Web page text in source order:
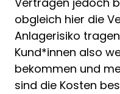
obgleich hier die
Anlagerisiko
Kund*innen also
bekommen und
sind die Kosten